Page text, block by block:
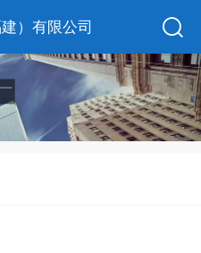
）有限公司